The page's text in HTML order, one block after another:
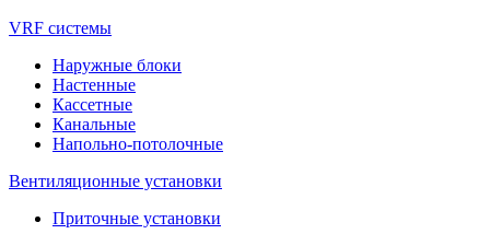
VRF системы
Наружные блоки
Настенные
Кассетные
Канальные
Напольно-потолочные
Вентиляционные установки
Приточные установки